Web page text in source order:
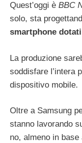
Quest’oggi è BBC
solo, sta
smartphone
La produzione
soddisfare l’intera
dispositivo mobile.
Oltre a Samsung
stanno lavorando
no, almeno in